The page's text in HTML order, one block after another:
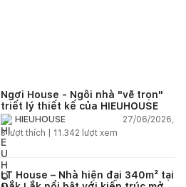
Ngơi House - Ngôi nhà "vẽ trọn"
triết lý thiết kế của HIEUHOUSE
HIEUHOUSE
27/06/2026,
3lượt thích | 11.342 lượt xem
LT House – Nhà hiện đại 340m² tại